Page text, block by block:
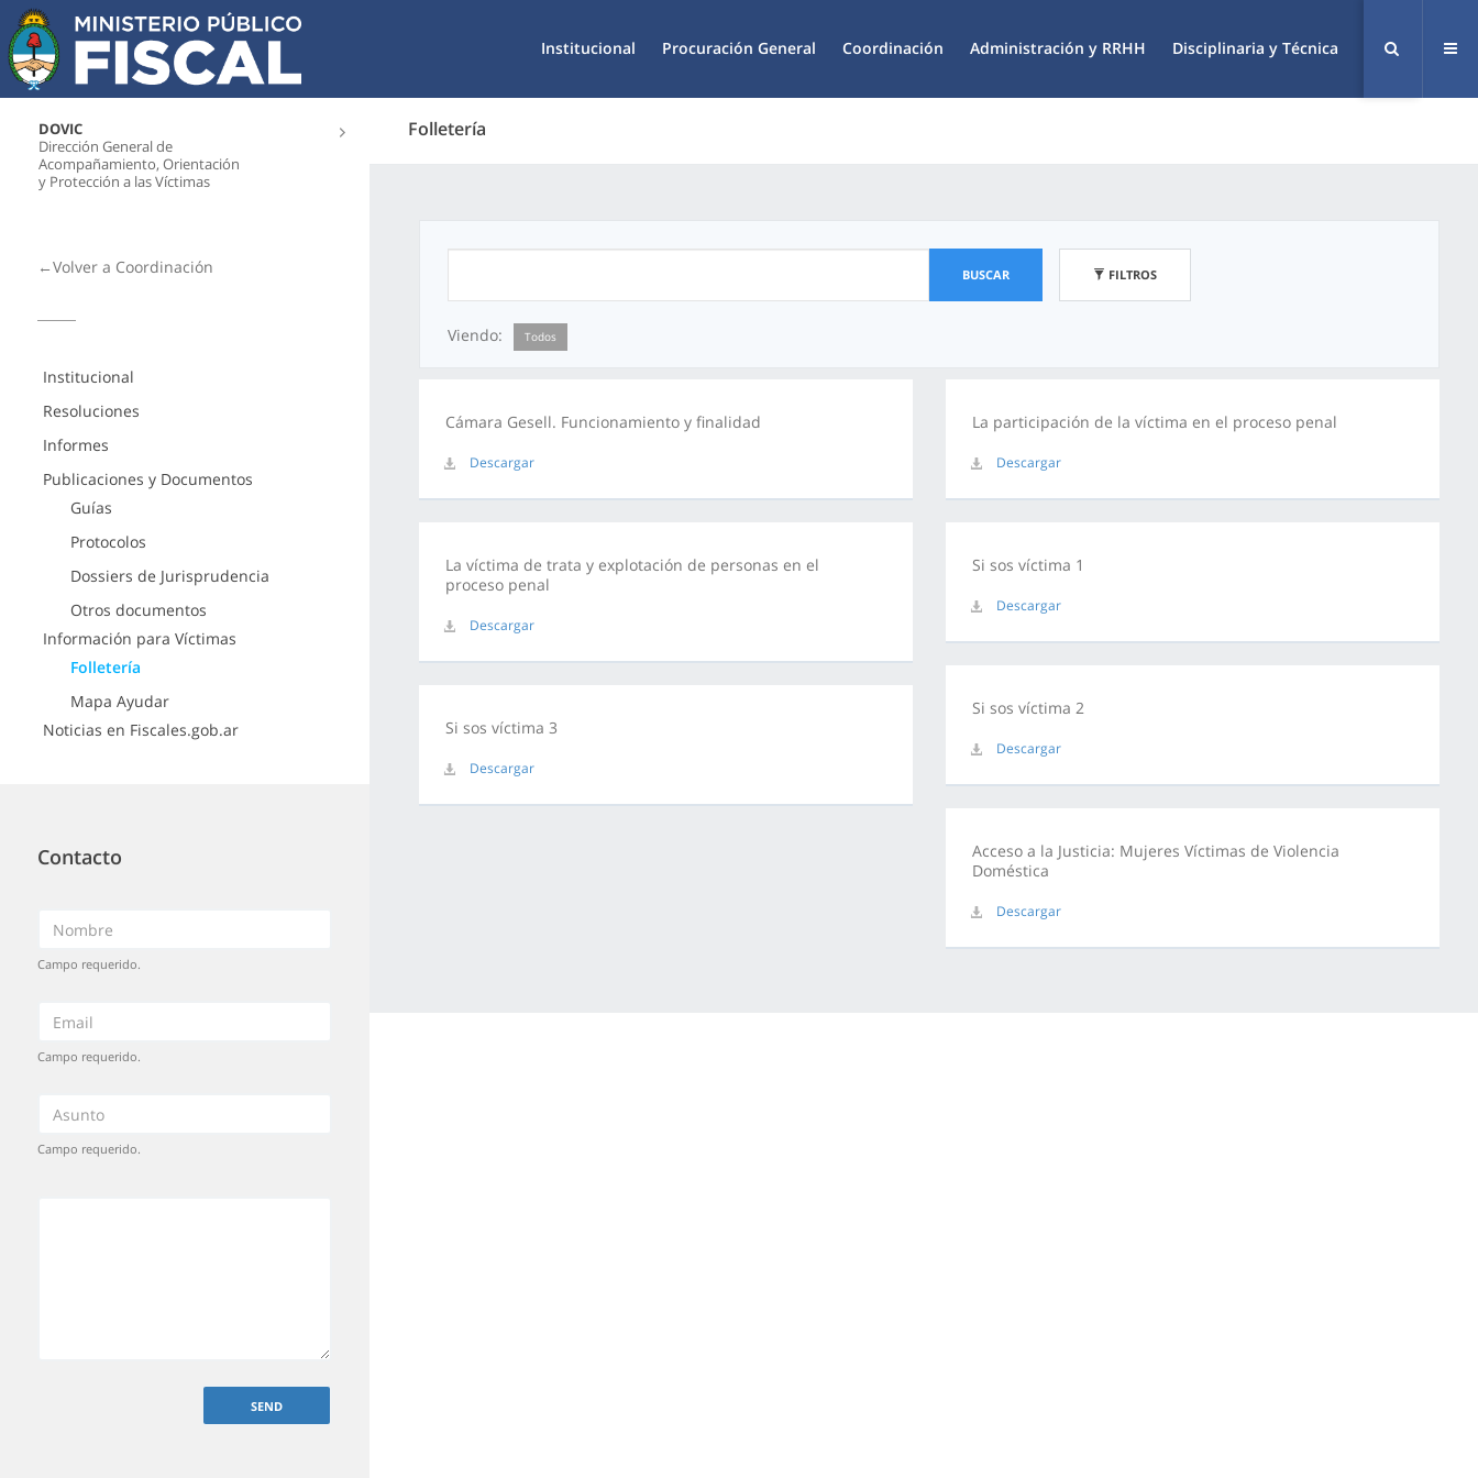
Institucional Procuración General Coordinación Administración y RRHH Disciplinaria y Técnica
DOVIC
Dirección General de
Acompañamiento, Orientación
y Protección a las Víctimas
Folletería
←Volver a Coordinación
Institucional
Resoluciones
Informes
Publicaciones y Documentos
Guías
Protocolos
Dossiers de Jurisprudencia
Otros documentos
Información para Víctimas
Folletería
Mapa Ayudar
Noticias en Fiscales.gob.ar
Contacto
Campo requerido.
Campo requerido.
Campo requerido.
BUSCAR FILTROS
Viendo: Todos
Cámara Gesell. Funcionamiento y finalidad
Descargar
La participación de la víctima en el proceso penal
Descargar
La víctima de trata y explotación de personas en el
proceso penal
Descargar
Si sos víctima 1
Descargar
Si sos víctima 2
Descargar
Si sos víctima 3
Descargar
Acceso a la Justicia: Mujeres Víctimas de Violencia
Doméstica
Descargar